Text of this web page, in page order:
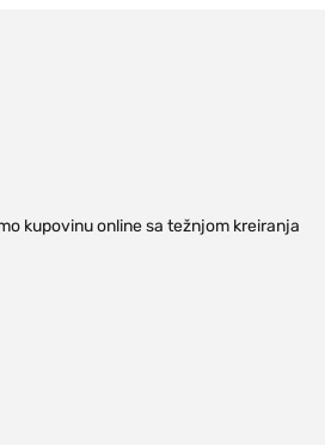
kupovinu online sa težnjom kreiranja